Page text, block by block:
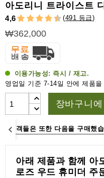
시
저
&
습
도
계
기
아도리니 트라이스트
4,6 (491 등급)
₩362,000
이용가능성: 즉시 / 재고.
영업일 기준 7-14일 안에 제품
장바구니
고객들은 또한 다음을 구매했
아래 제품과 함께 아
로즈 우드 휴미더 주